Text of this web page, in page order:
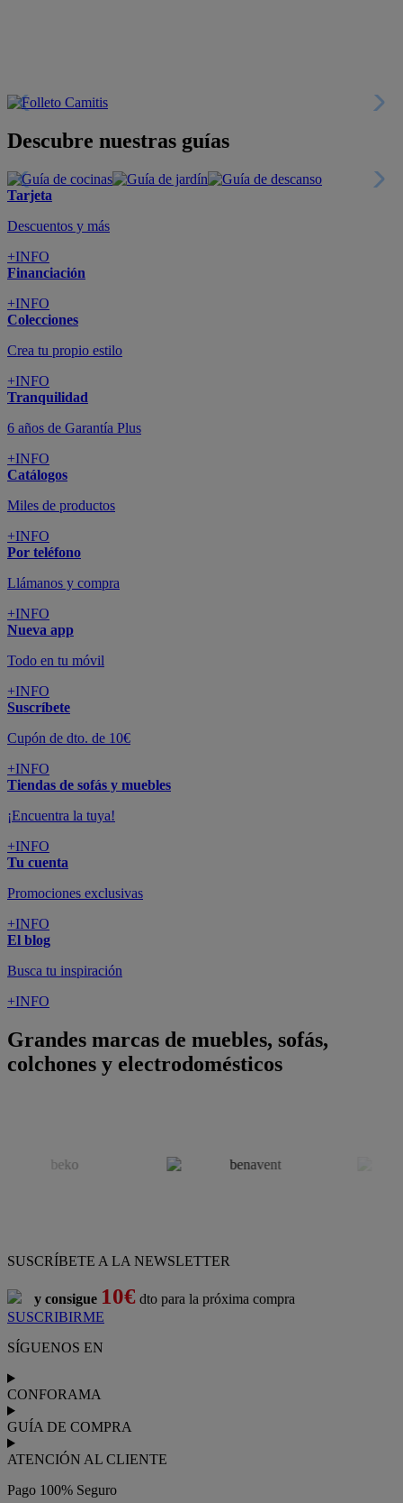
Descubre nuestras guías
Tarjeta
Descuentos y más
+INFO
Financiación
+INFO
Colecciones
Crea tu propio estilo
+INFO
Tranquilidad
6 años de Garantía Plus
+INFO
Catálogos
Miles de productos
+INFO
Por teléfono
Llámanos y compra
+INFO
Nueva app
Todo en tu móvil
+INFO
Suscríbete
Cupón de dto. de 10€
+INFO
Tiendas de sofás y muebles
¡Encuentra la tuya!
+INFO
Tu cuenta
Promociones exclusivas
+INFO
El blog
Busca tu inspiración
+INFO
Grandes marcas de muebles, sofás,
colchones y electrodomésticos
SUSCRÍBETE A LA NEWSLETTER
y consigue 10€ dto para la próxima compra
SUSCRIBIRME
SÍGUENOS EN
CONFORAMA
GUÍA DE COMPRA
ATENCIÓN AL CLIENTE
Pago 100% Seguro